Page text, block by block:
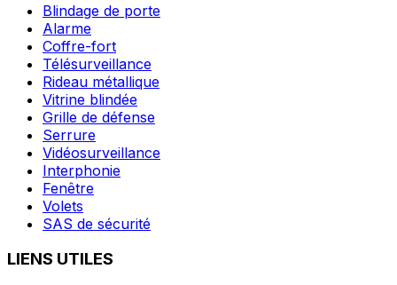
Blindage de porte
Alarme
Coffre-fort
Télésurveillance
Rideau métallique
Vitrine blindée
Grille de défense
Serrure
Vidéosurveillance
Interphonie
Fenêtre
Volets
SAS de sécurité
LIENS UTILES